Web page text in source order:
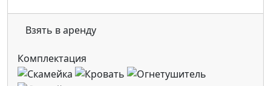
Взять в аренду
Комплектация